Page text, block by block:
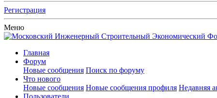
Регистрация
Меню
Главная
Форум
Новые сообщения Поиск по форуму
Что нового
Новые сообщения Новые сообщения профиля Недавняя